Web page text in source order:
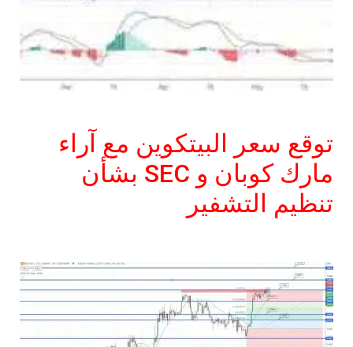
توقع سعر البيتكوين مع آراء
مارك كوبان و SEC بشأن
تنظيم التشفير